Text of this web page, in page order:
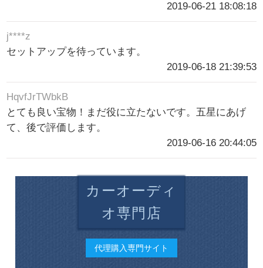
2019-06-21 18:08:18
j****z
セットアップを待っています。
2019-06-18 21:39:53
HqvfJrTWbkB
とても良い宝物！まだ役に立たないです。五星にあげ
て、後で評価します。
2019-06-16 20:44:05
カーオーディ
オ専門店
代理購入専門サイト